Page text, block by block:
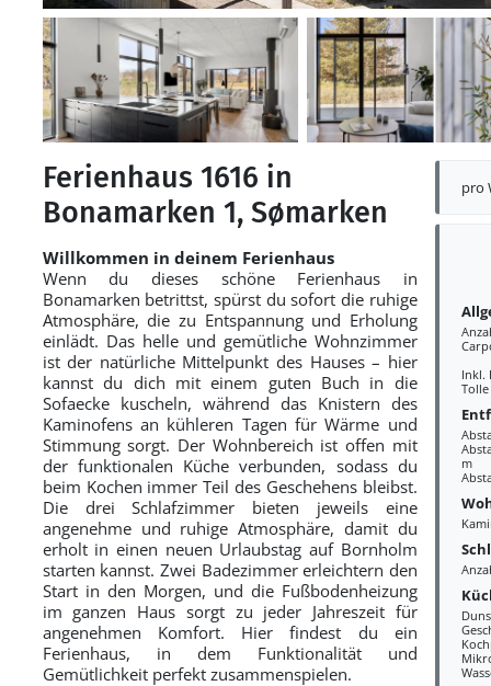
pro
Inkl.
m
Ferienhaus 1616 in
Bonamarken 1, Sømarken
Willkommen in deinem Ferienhaus
Wenn du dieses schöne Ferienhaus in
Bonamarken betrittst, spürst du sofort die ruhige
Atmosphäre, die zu Entspannung und Erholung
einlädt. Das helle und gemütliche Wohnzimmer
ist der natürliche Mittelpunkt des Hauses – hier
kannst du dich mit einem guten Buch in die
Sofaecke kuscheln, während das Knistern des
Kaminofens an kühleren Tagen für Wärme und
Stimmung sorgt. Der Wohnbereich ist offen mit
der funktionalen Küche verbunden, sodass du
beim Kochen immer Teil des Geschehens bleibst.
Die drei Schlafzimmer bieten jeweils eine
angenehme und ruhige Atmosphäre, damit du
erholt in einen neuen Urlaubstag auf Bornholm
starten kannst. Zwei Badezimmer erleichtern den
Start in den Morgen, und die Fußbodenheizung
im ganzen Haus sorgt zu jeder Jahreszeit für
angenehmen Komfort. Hier findest du ein
Ferienhaus, in dem Funktionalität und
Gemütlichkeit perfekt zusammenspielen.